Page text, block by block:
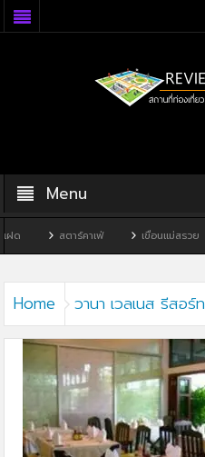
Menu
ด สตาร์คาเฟ่ เขื่อนแม่สรวย
Home วานา เวลเนส รีสอร์ท